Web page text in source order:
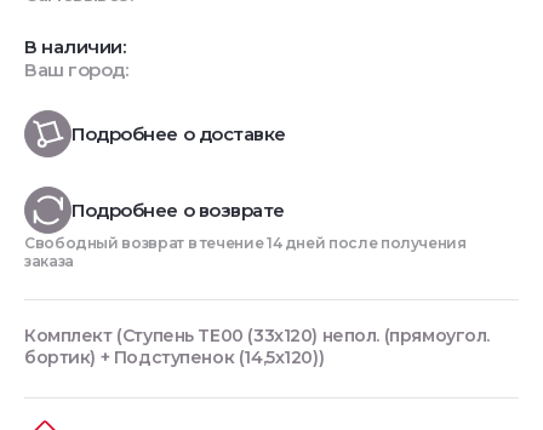
В наличии:
Ваш город:
Подробнее о доставке
Подробнее о возврате
Свободный возврат в течение 14 дней после получения
заказа
Комплект (Ступень TE00 (33x120) непол. (прямоугол.
бортик) + Подступенок (14,5x120))